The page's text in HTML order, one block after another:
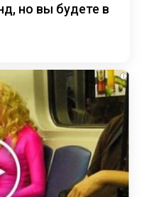
но вы будете в
i